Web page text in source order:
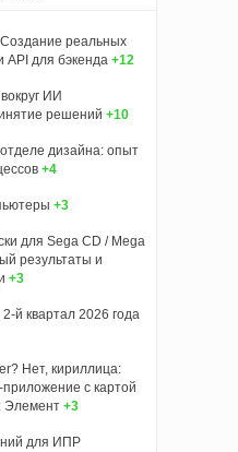
реальных
API для бэкенда +12
ИИ
решений +10
дизайна: опыт
+4
+3
для Sega CD / Mega
результаты и
+3
й квартал 2026 года
Нет, кириллица:
с картой
Элемент +3
для ИПР